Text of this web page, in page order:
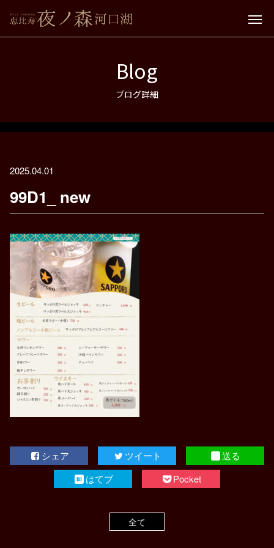
Blog
ブログ詳細
2025.04.01
99D1_ new
シェア ツイート
送る
はてブ
Pocket
全て